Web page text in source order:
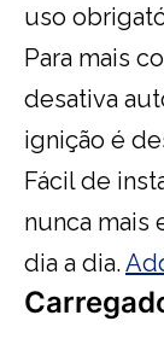
uso
Para mais
desativa
ignição é
Fácil de
nunca mais
dia a dia.